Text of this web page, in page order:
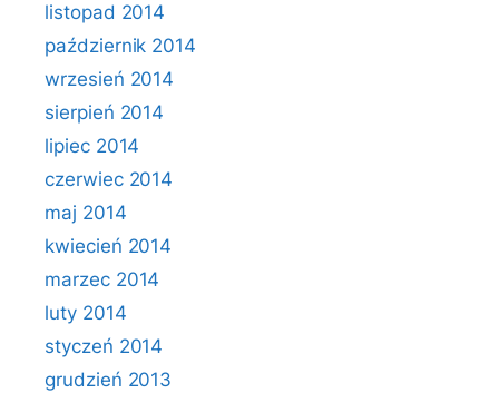
listopad 2014
październik 2014
wrzesień 2014
sierpień 2014
lipiec 2014
czerwiec 2014
maj 2014
kwiecień 2014
marzec 2014
luty 2014
styczeń 2014
grudzień 2013